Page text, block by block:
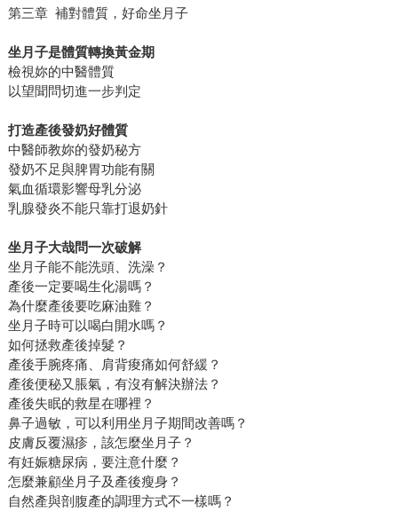
第三章 補對體質，好命坐月子
坐月子是體質轉換黃金期
檢視妳的中醫體質
以望聞問切進一步判定
打造產後發奶好體質
中醫師教妳的發奶秘方
發奶不足與脾胃功能有關
氣血循環影響母乳分泌
乳腺發炎不能只靠打退奶針
坐月子大哉問一次破解
坐月子能不能洗頭、洗澡？
產後一定要喝生化湯嗎？
為什麼產後要吃麻油雞？
坐月子時可以喝白開水嗎？
如何拯救產後掉髮？
產後手腕疼痛、肩背痠痛如何舒緩？
產後便秘又脹氣，有沒有解決辦法？
產後失眠的救星在哪裡？
鼻子過敏，可以利用坐月子期間改善嗎？
皮膚反覆濕疹，該怎麼坐月子？
有妊娠糖尿病，要注意什麼？
怎麼兼顧坐月子及產後瘦身？
自然產與剖腹產的調理方式不一樣嗎？